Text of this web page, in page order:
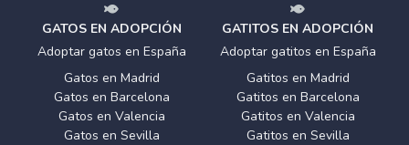
GATOS EN ADOPCIÓN
Adoptar gatos en España
Gatos en Madrid
Gatos en Barcelona
Gatos en Valencia
Gatos en Sevilla
GATITOS EN ADOPCIÓN
Adoptar gatitos en España
Gatitos en Madrid
Gatitos en Barcelona
Gatitos en Valencia
Gatitos en Sevilla